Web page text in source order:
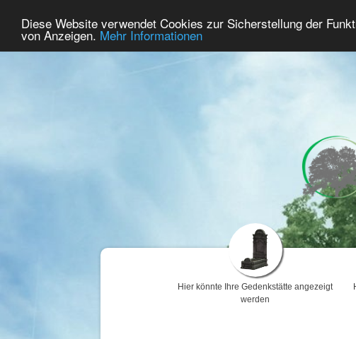
Diese Website verwendet Cookies zur Sicherstellung der
von Anzeigen. Mehr Informationen
Home Premium Gedenken
Hier könnte Ihre Gedenkstätte angezeigt
werden